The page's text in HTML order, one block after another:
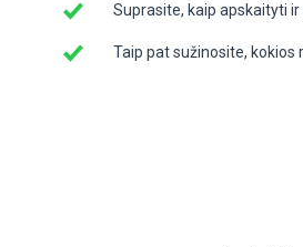
Suprasite, kaip apskaityti
Taip pat sužinosite,